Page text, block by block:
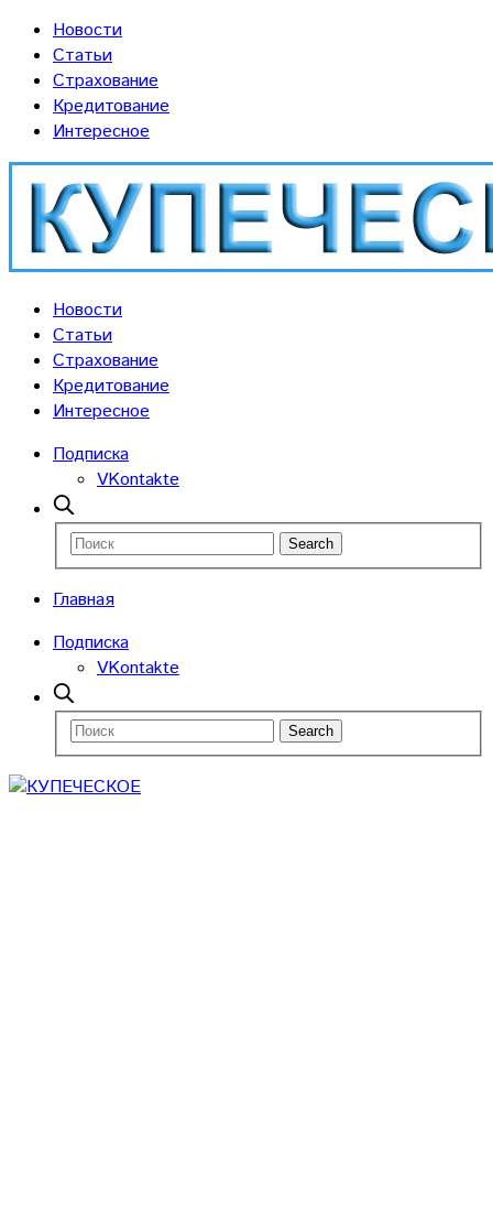
Новости
Статьи
Страхование
Кредитование
Интересное
Новости
Статьи
Страхование
Кредитование
Интересное
Подписка
VKontakte
Главная
Подписка
VKontakte